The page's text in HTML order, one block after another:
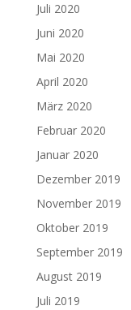
Juli 2020
Juni 2020
Mai 2020
April 2020
März 2020
Februar 2020
Januar 2020
Dezember 2019
November 2019
Oktober 2019
September 2019
August 2019
Juli 2019